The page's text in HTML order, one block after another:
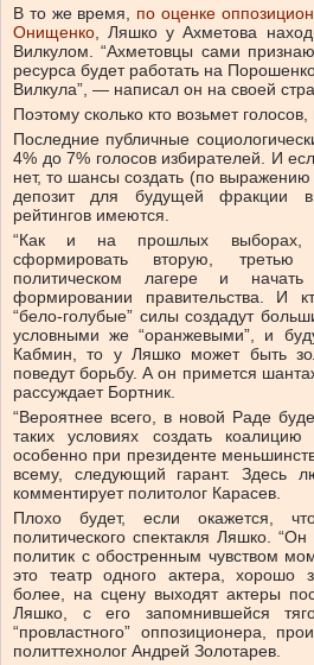
В то же время, по оценке
Онищенко, Ляшко у Ахметова
Вилкулом. “Ахметовцы сами
ресурса будет работать на
Вилкула”, — написал он на своей
Поэтому сколько кто возьмет
Последние публичные
4% до 7% голосов избирателей. И
нет, то шансы создать (по
депозит для будущей фракции
рейтингов имеются.
“Как и на прошлых выборах,
сформировать вторую,
политическом лагере и
формировании правительства. И
“бело-голубые” силы создадут
условными же “оранжевыми”, и
Кабмин, то у Ляшко может быть
поведут борьбу. А он примется
рассуждает Бортник.
“Вероятнее всего, в новой Раде
таких условиях создать
особенно при президенте
всему, следующий гарант. Здесь
комментирует политолог Карасев.
Плохо будет, если окажется,
политического спектакля Ляшко.
политик с обостренным чувством
это театр одного актера, хорошо
более, на сцену выходят актеры
Ляшко, с его запомнившейся
“провластного” оппозиционера,
политтехнолог Андрей Золотарев.